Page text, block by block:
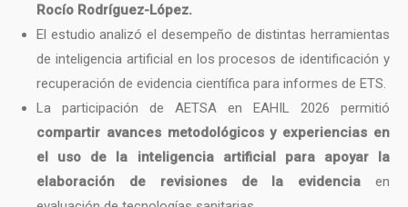
Rocío Rodríguez-López.
El estudio analizó el desempeño de distintas herramientas
de inteligencia artificial en los procesos de identificación y
recuperación de evidencia científica para informes de ETS.
La participación de AETSA en EAHIL 2026 permitió
compartir avances metodológicos y experiencias en
el uso de la inteligencia artificial para apoyar la
elaboración de revisiones de la evidencia en